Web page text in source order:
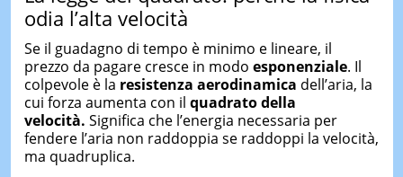
odia l’alta velocità
Se il guadagno di tempo è minimo e lineare, il
prezzo da pagare cresce in modo esponenziale. Il
colpevole è la resistenza aerodinamica dell’aria, la
cui forza aumenta con il quadrato della
velocità. Significa che l’energia necessaria per
fendere l’aria non raddoppia se raddoppi la velocità,
ma quadruplica.